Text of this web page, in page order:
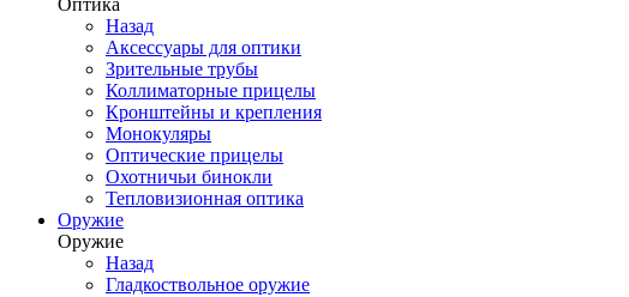
Оптика
Назад
Аксессуары для оптики
Зрительные трубы
Коллиматорные прицелы
Кронштейны и крепления
Монокуляры
Оптические прицелы
Охотничьи бинокли
Тепловизионная оптика
Оружие
Оружие
Назад
Гладкоствольное оружие